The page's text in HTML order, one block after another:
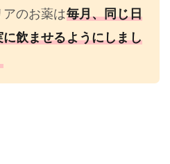
アのお薬は毎月、同じ日
飲ませるようにしまし